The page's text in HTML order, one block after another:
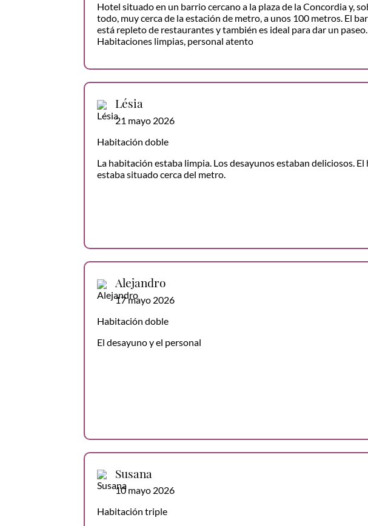
Hotel situado en un barrio cercano a la plaza de la Concordia y,
todo, muy cerca de la estación de metro, a unos 100 metros. El
está repleto de restaurantes y también es ideal para dar un paseo.
Habitaciones limpias, personal atento
Lésia
21 mayo 2026
Habitación doble
La habitación estaba limpia. Los desayunos estaban deliciosos. El
estaba situado cerca del metro.
Alejandro
17 mayo 2026
Habitación doble
El desayuno y el personal
Susana
10 mayo 2026
Habitación triple